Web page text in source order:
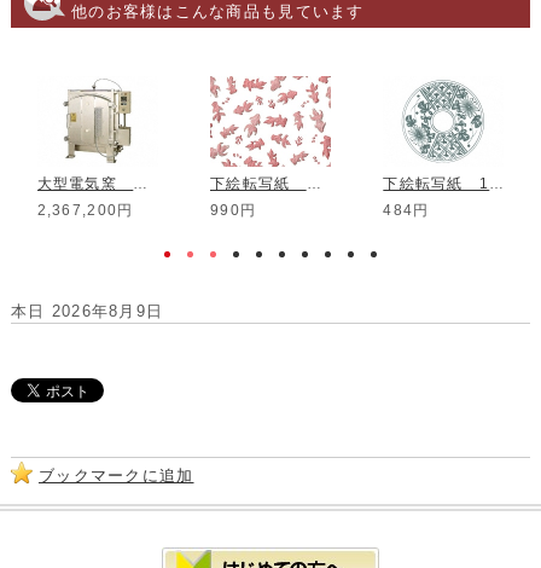
他のお客様はこんな商品も見ています
大型電気窯 RT-20FEX RF
2,367,200円
下絵転写紙 白盛 2色金魚 赤
990円
下絵転写紙 1色染付小皿菊祥瑞
484円
本日 2026年8月9日
ブックマークに追加